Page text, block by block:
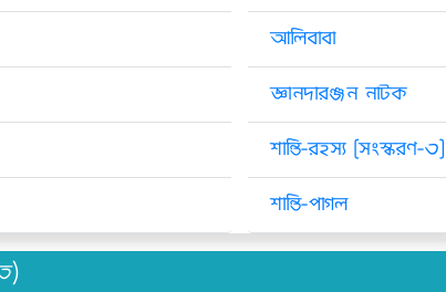
আলিবাবা
জ্ঞানদারঞ্জন নাটক
শান্তি-রহস্য [সংস্করণ-৩]
শান্তি-পাগল